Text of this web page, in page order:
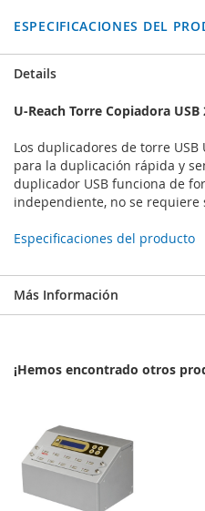
ESPECIFICACIONES DEL
Details
U-Reach Torre Copiadora USB
Los duplicadores de torre USB
para la duplicación rápida y
duplicador USB funciona de
independiente, no se requiere
Especificaciones del producto
Más Información
¡Hemos encontrado otros